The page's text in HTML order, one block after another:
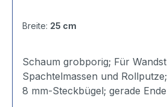
Breite: 25 cm
Schaum grobporig; Für Wandstrukturen,
Spachtelmassen und Rollputze; D = 75 mm; Für